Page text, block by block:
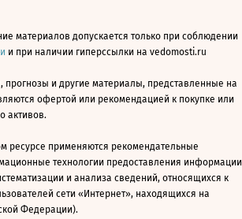
материалов допускается только при соблюдении
и при наличии гиперссылки на vedomosti.ru
прогнозы и другие материалы, представленные на
офертой или рекомендацией к покупке или
активов.
ресурсе применяются рекомендательные
технологии предоставления информации
и анализа сведений, относящихся к
сети «Интернет», находящихся на
Федерации).